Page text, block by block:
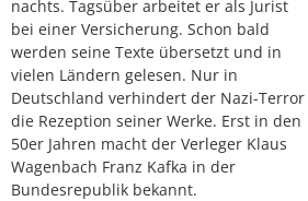
nachts. Tagsüber arbeitet er als Jurist
bei einer Versicherung. Schon bald
werden seine Texte übersetzt und in
vielen Ländern gelesen. Nur in
Deutschland verhindert der Nazi-Terror
die Rezeption seiner Werke. Erst in den
50er Jahren macht der Verleger Klaus
Wagenbach Franz Kafka in der
Bundesrepublik bekannt.